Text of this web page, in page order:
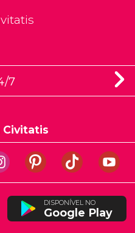
7
Civitatis
DISPONÍVEL NO
Google Play